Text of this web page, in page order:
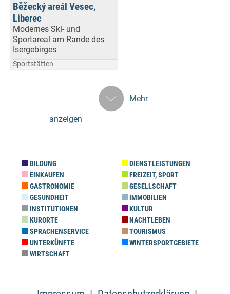
Běžecký areál Vesec,
Liberec
Modernes Ski- und
Sportareal am Rande des
Isergebirges
Sportstätten
Mehr
anzeigen
BILDUNG
DIENSTLEISTUNGEN
EINKAUFEN
FREIZEIT, SPORT
GASTRONOMIE
GESELLSCHAFT
GESUNDHEIT
IMMOBILIEN
INSTITUTIONEN
KULTUR
KURORTE
NACHTLEBEN
SPRACHENSERVICE
TOURISMUS
UNTERKÜNFTE
WINTERSPORTGEBIETE
WIRTSCHAFT